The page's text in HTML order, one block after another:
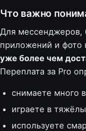
Что важно
Для мессенджеров,
приложений и фото
уже более чем
Переплата за Pro
снимаете много
играете в
используете